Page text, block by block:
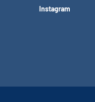
Instagram